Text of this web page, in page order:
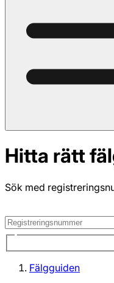
Hitta rätt
Sök med
Fälgguiden